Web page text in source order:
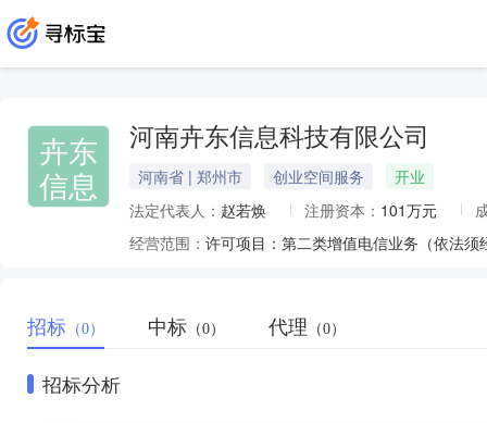
卉东
信息
河南卉东信息科技有限公司
河南省 | 郑州市 创业空间服务
开业
法定代表人： 赵若焕 注册资本： 101万元
经营范围：
招标 （0） 中标 （0） 代理 （0）
招标分析